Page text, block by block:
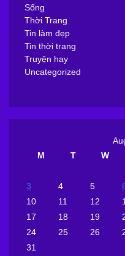
Sống
Thời Trang
Tin làm đẹp
Tin thời trang
Truyện hay
Uncategorized
M
T W
3
4 5
10
11 12
17
18 19
24
25 26
31